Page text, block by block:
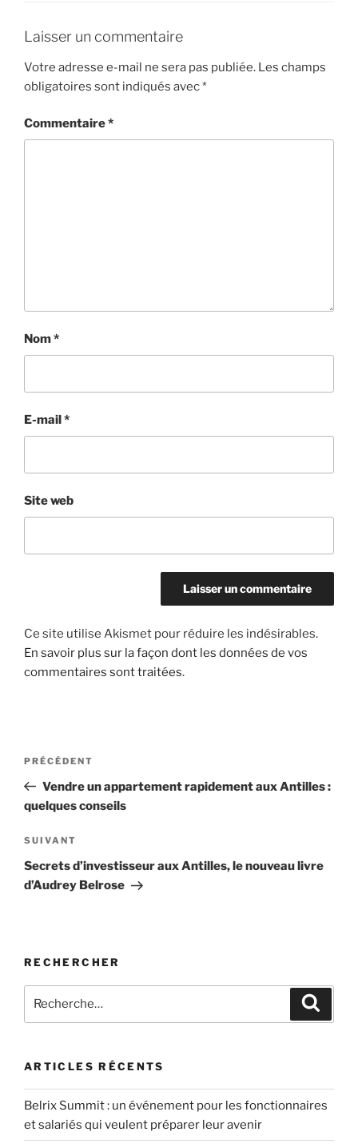
Laisser un commentaire
Votre adresse e-mail ne sera pas publiée. Les champs
obligatoires sont indiqués avec*
Commentaire*
Nom*
E-mail*
Site web
Ce site utilise Akismet pour réduire les indésirables.
En savoir plus sur la façon dont les données de vos
commentaires sont traitées.
Navigation
l’article
Article
précédent
PRÉCÉDENT
Vendre un appartement rapidement aux Antilles :
quelques conseils
Article
suivant
SUIVANT
Secrets d’investisseur aux Antilles, le nouveau livre
d’Audrey Belrose
RECHERCHER
pour
ARTICLES RÉCENTS
Belrix Summit : un événement pour les fonctionnaires
et salariés qui veulent préparer leur avenir